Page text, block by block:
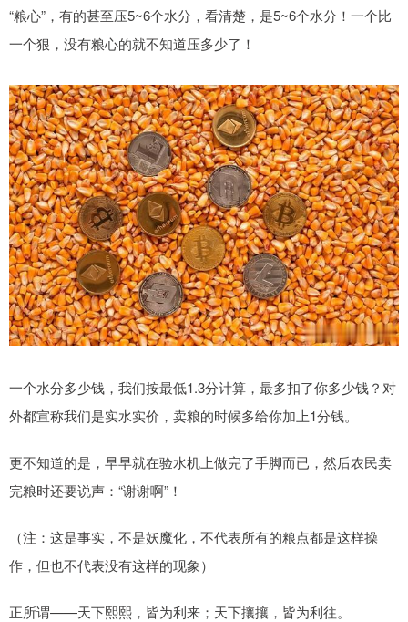
“粮心”，有的甚至压5~6个水分，看清楚，是5~6个水分！一个比
一个狠，没有粮心的就不知道压多少了！
一个水分多少钱，我们按最低1.3分计算，最多扣了你多少钱？对
外都宣称我们是实水实价，卖粮的时候多给你加上1分钱。
更不知道的是，早早就在验水机上做完了手脚而已，然后农民卖
完粮时还要说声：“谢谢啊”！
（注：这是事实，不是妖魔化，不代表所有的粮点都是这样操
作，但也不代表没有这样的现象）
正所谓——天下熙熙，皆为利来；天下攘攘，皆为利往。